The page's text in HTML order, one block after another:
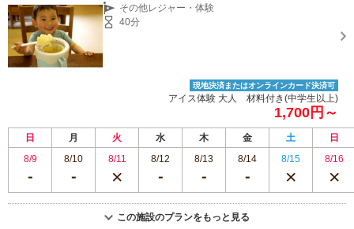
その他レジャー・体験
40分
現地決済またはオンラインカード決済可
アイス体験 大人 材料付き(中学生以上)
1,700円～
日 月 火 水 木 金 土
日
8/9
8/10 8/11 8/12 8/13 8/14 8/15 8/16
この施設のプランをもっと見る